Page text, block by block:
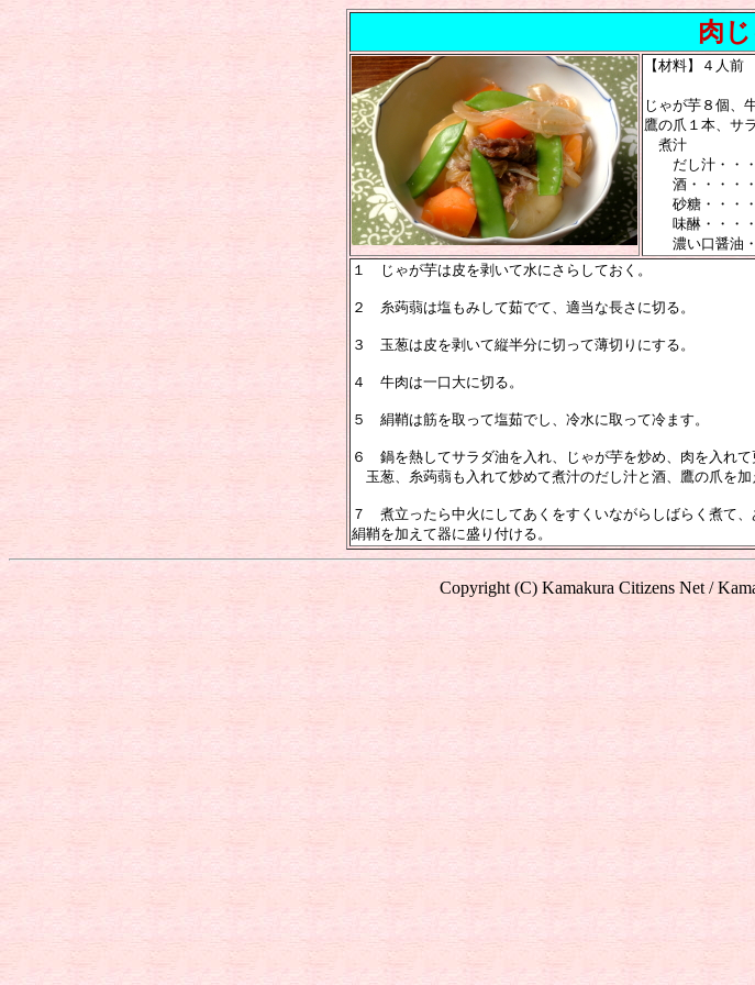
肉じ
【材料】４人前
じゃが芋８個、
鷹の爪１本、サ
煮汁
だし汁・・・
酒・・・・・
砂糖・・・・
味醂・・・・
濃い口醤油・
１ じゃが芋は皮を剥いて水にさらしておく。
２ 糸蒟蒻は塩もみして茹でて、適当な長さに切る。
３ 玉葱は皮を剥いて縦半分に切って薄切りにする。
４ 牛肉は一口大に切る。
５ 絹鞘は筋を取って塩茹でし、冷水に取って冷ます。
６ 鍋を熱してサラダ油を入れ、じゃが芋を炒め、肉を入れて
玉葱、糸蒟蒻も入れて炒めて煮汁のだし汁と酒、鷹の爪を加
７ 煮立ったら中火にしてあくをすくいながらしばらく煮て
絹鞘を加えて器に盛り付ける。
Copyright (C) Kamakura Citizens Net /